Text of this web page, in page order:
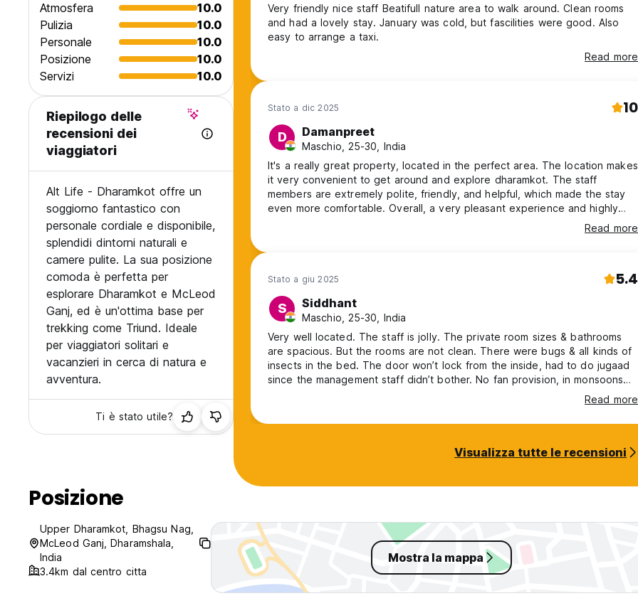
Atmosfera
10.0
Pulizia
10.0
Personale
10.0
Posizione
10.0
Servizi
10.0
Riepilogo delle
recensioni dei
viaggiatori
Alt Life - Dharamkot offre un
soggiorno fantastico con
personale cordiale e disponibile,
splendidi dintorni naturali e
camere pulite. La sua posizione
comoda è perfetta per
esplorare Dharamkot e McLeod
Ganj, ed è un'ottima base per
trekking come Triund. Ideale
per viaggiatori solitari e
vacanzieri in cerca di natura e
avventura.
Ti è stato utile?
Very friendly nice staff Beatifull nature area to walk around. Clean rooms
and had a lovely stay. January was cold, but fascilities were good. Also
easy to arrange a taxi.
Read more
Stato a dic 2025 10
D Damanpreet
Maschio, 25-30, India
It's a really great property, located in the perfect area. The location makes
it very convenient to get around and explore dharamkot. The staff
members are extremely polite, friendly, and helpful, which made the stay
even more comfortable. Overall, a very pleasant experience and highly
Read more
Stato a giu 2025 5.4
S Siddhant
Maschio, 25-30, India
Very well located. The staff is jolly. The private room sizes & bathrooms
are spacious. But the rooms are not clean. There were bugs & all kinds of
insects in the bed. The door won’t lock from the inside, had to do jugaad
since the management staff didn’t bother. No fan provision, in monsoons
the place goes damp, stuffy & smelly. The toilets look fitted with
everything but nothing works like hot water geyser, exhaust fan, hair dryer
etc. Cafe is stuffy & unhygienic. Food is average.
Read more
Visualizza tutte le recensioni
Posizione
Upper Dharamkot, Bhagsu Nag,
McLeod Ganj, Dharamshala,
India
3.4km dal centro citta
Mostra la mappa